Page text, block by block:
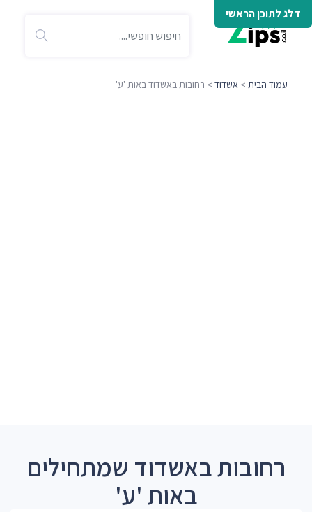
דלג לתוכן הראשי
עמוד הבית > אשדוד > רחובות באשדוד באות 'ע'
רחובות באשדוד שמתחילים
באות 'ע'